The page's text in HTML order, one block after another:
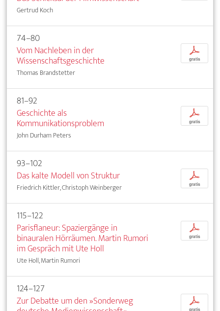
Gertrud Koch
74–80
Vom Nachleben in der
Wissenschaftsgeschichte
Thomas Brandstetter
p
gratis
81–92
Geschichte als
Kommunikationsproblem
John Durham Peters
p
gratis
93–102
Das kalte Modell von Struktur
Friedrich Kittler, Christoph Weinberger
p
gratis
115–122
Parisflaneur: Spaziergänge in
binauralen Hörräumen. Martin Rumori
im Gespräch mit Ute Holl
Ute Holl, Martin Rumori
p
gratis
124–127
Zur Debatte um den »Sonderweg
p
gratis